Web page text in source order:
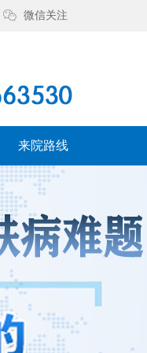
微信关注
来院路线